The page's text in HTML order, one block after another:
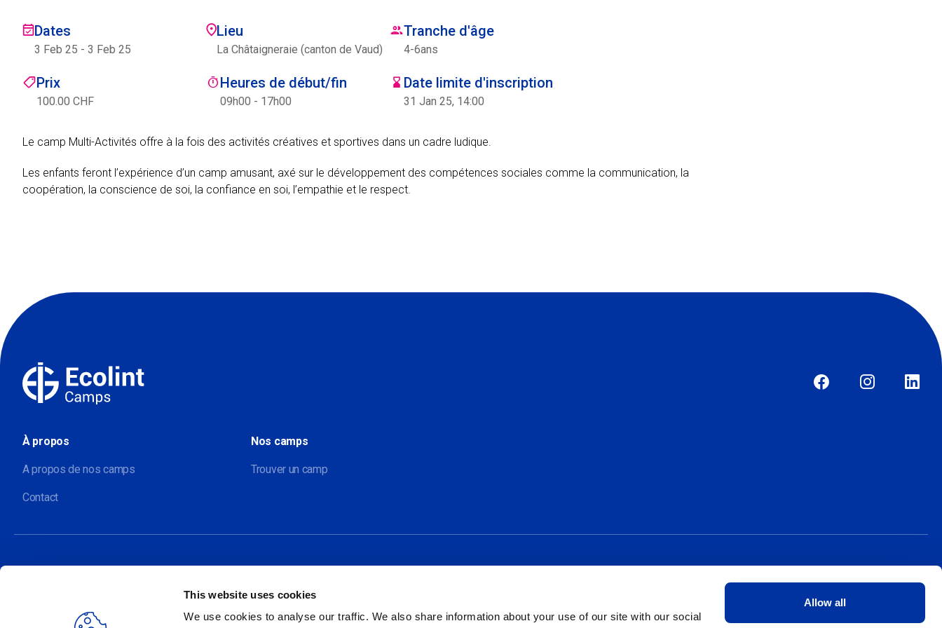
This website uses cookies
We use cookies to analyse our traffic. We also share information about your use of our site with our social
Allow all
Dates
3 Feb 25 - 3 Feb 25
Lieu
La Châtaigneraie (canton de Vaud)
Tranche d'âge
4-6ans
Prix
100.00 CHF
Heures de début/fin
09h00 - 17h00
Date limite d'inscription
31 Jan 25, 14:00
Le camp Multi-Activités offre à la fois des activités créatives et sportives dans un cadre ludique.
Les enfants feront l’expérience d’un camp amusant, axé sur le développement des compétences sociales comme la communication, la
coopération, la conscience de soi, la confiance en soi, l’empathie et le respect.
À propos
A propos de nos camps
Contact
Nos camps
Trouver un camp